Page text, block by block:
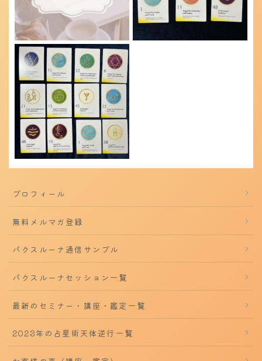
プロフィール
無料メルマガ登録
パクスルーナ通信サンプル
パクスルーナセッション一覧
最新のセミナー・講座・鑑定一覧
2023年の占星術天体逆行一覧